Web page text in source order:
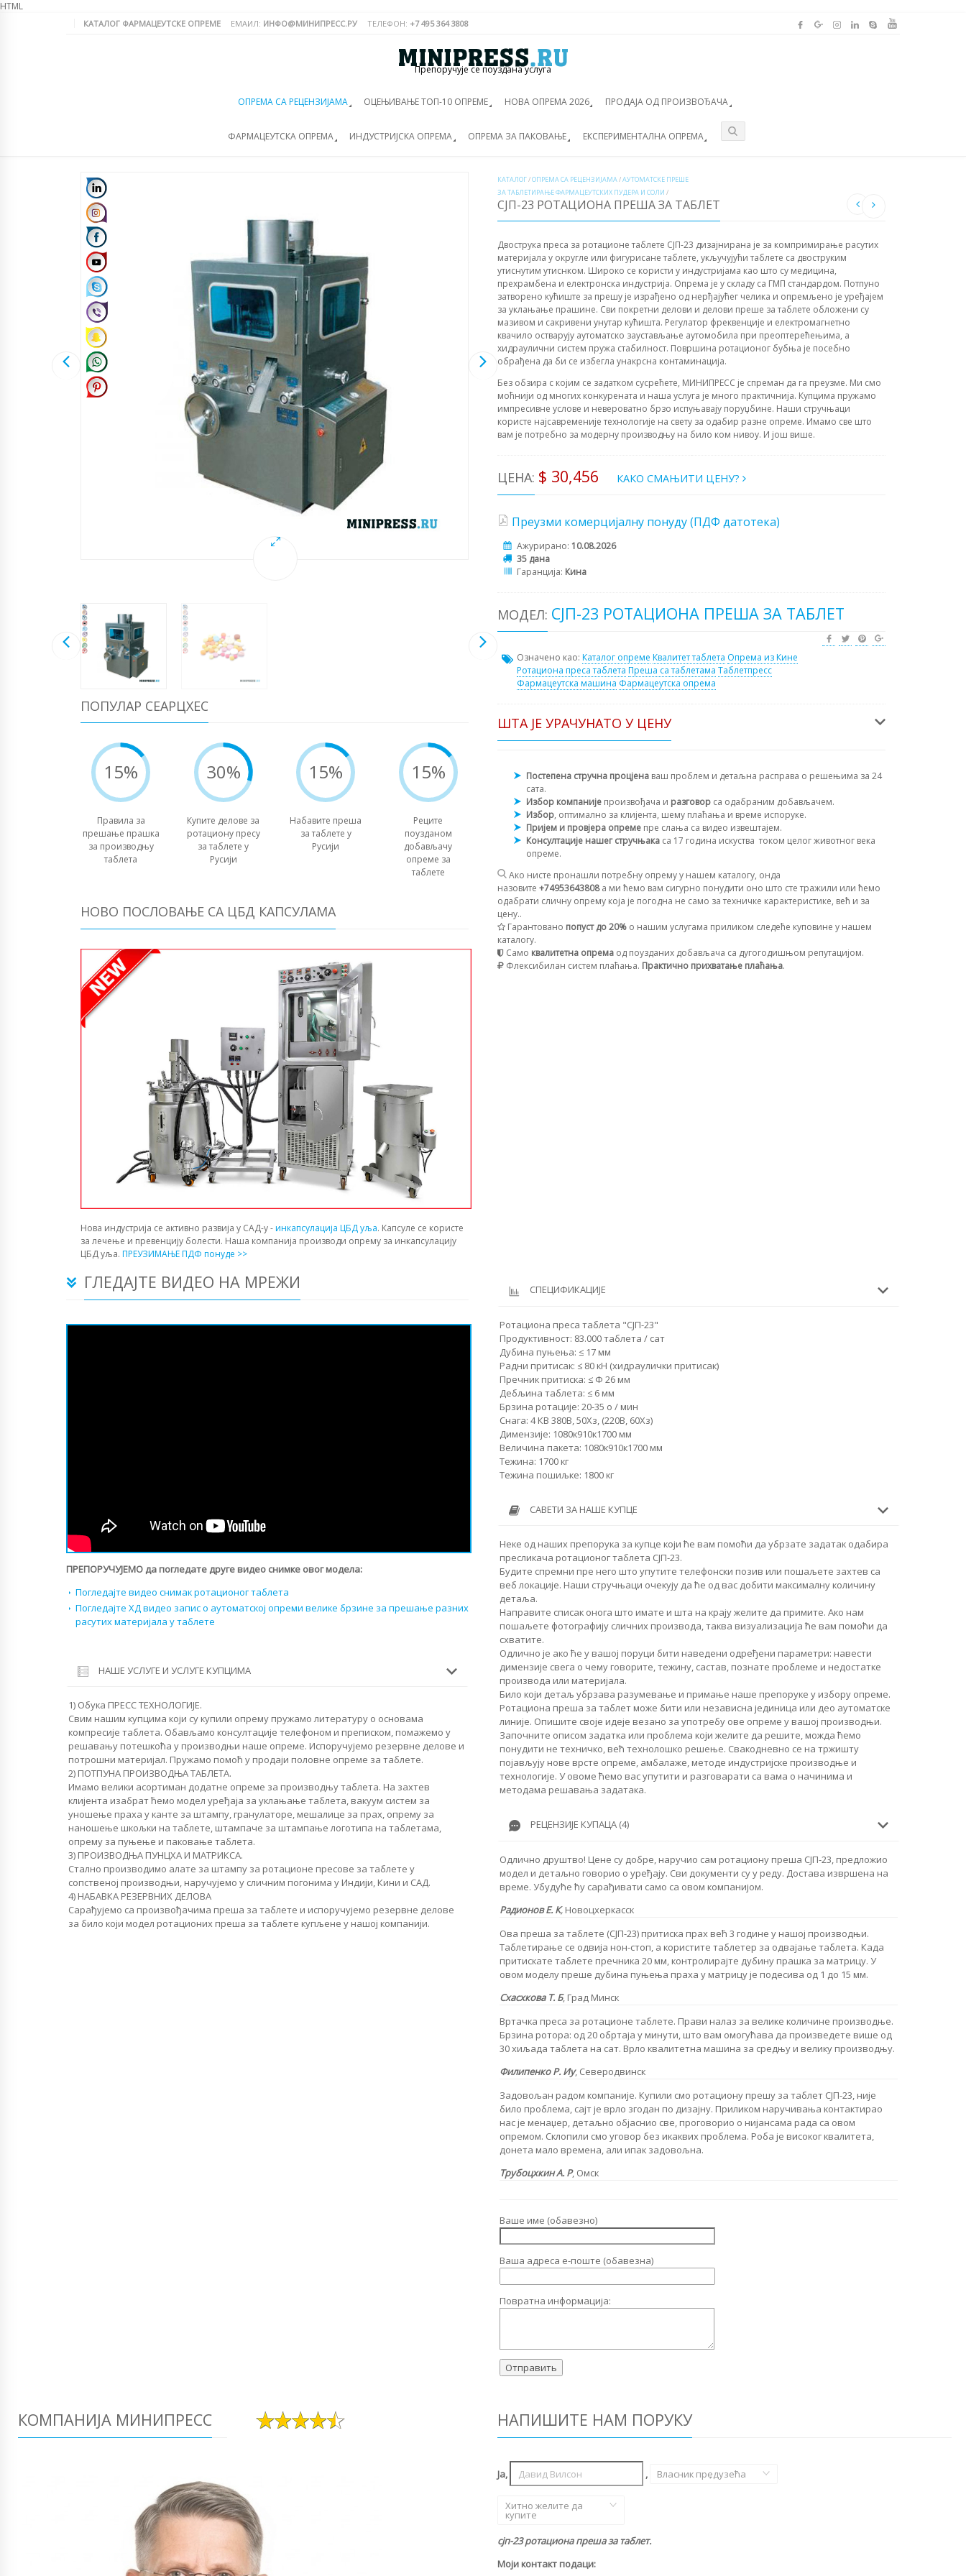
HTML
КАТАЛОГ ФАРМАЦЕУТСКЕ ОПРЕМЕ ЕМАИЛ: ИНФО@МИНИПРЕСС.РУ ТЕЛЕФОН: +7 495 364 3808
Препоручује се поуздана услуга
ОПРЕМА СА РЕЦЕНЗИЈАМА ОЦЕЊИВАЊЕ ТОП-10 ОПРЕМЕ НОВА ОПРЕМА 2026 ПРОДАЈА ОД ПРОИЗВОЂАЧА
ФАРМАЦЕУТСКА ОПРЕМА ИНДУСТРИЈСКА ОПРЕМА ОПРЕМА ЗА ПАКОВАЊЕ ЕКСПЕРИМЕНТАЛНА ОПРЕМА
ПОПУЛАР СЕАРЦХЕС
15%
Правила за
прешање прашка
за производњу
таблета
30%
Купите делове за
ротациону пресу
за таблете у
Русији
15%
Набавите преша
за таблете у
Русији
15%
Реците
поузданом
добављачу
опреме за
таблете
НОВО ПОСЛОВАЊЕ СА ЦБД КАПСУЛАМА
Нова индустрија се активно развија у САД-у -инкапсулација ЦБД уља. Капсуле се користе
за лечење и превенцију болести. Наша компанија производи опрему за инкапсулацију
ЦБД уља. ПРЕУЗИМАЊЕ ПДФ понуде >>
КАТАЛОГ/ОПРЕМА СА РЕЦЕНЗИЈАМА/АУТОМАТСКЕ ПРЕШЕ
ЗА ТАБЛЕТИРАЊЕ ФАРМАЦЕУТСКИХ ПУДЕРА И СОЛИ /
СЈП-23 РОТАЦИОНА ПРЕША ЗА ТАБЛЕТ
Двострука преса за ротационе таблете СЈП-23 дизајнирана је за компримирање расутих
материјала у округле или фигурисане таблете, укључујући таблете са двоструким
утиснутим утиснком. Широко се користи у индустријама као што су медицина,
прехрамбена и електронска индустрија. Опрема је у складу са ГМП стандардом. Потпуно
затворено кућиште за прешу је израђено од нерђајућег челика и опремљено је уређајем
за уклањање прашине. Сви покретни делови и делови преше за таблете обложени су
мазивом и сакривени унутар кућишта. Регулатор фреквенције и електромагнетно
квачило остварују аутоматско заустављање аутомобила при преоптерећењима, а
хидраулични систем пружа стабилност. Површина ротационог бубња је посебно
обрађена да би се избегла унакрсна контаминација.
Без обзира с којим се задатком сусрећете, МИНИПРЕСС је спреман да га преузме. Ми смо
моћнији од многих конкурената и наша услуга је много практичнија. Купцима пружамо
импресивне услове и невероватно брзо испуњавају поруџбине. Наши стручњаци
користе најсавременије технологије на свету за одабир разне опреме. Имамо све што
вам је потребно за модерну производњу на било ком нивоу. И још више.
ЦЕНА: $ 30,456 КАКО СМАЊИТИ ЦЕНУ?
Преузми комерцијалну понуду (ПДФ датотека)
Ажурирано: 10.08.2026
35 дана
Гаранција: Кина
МОДЕЛ: СЈП-23 РОТАЦИОНА ПРЕША ЗА ТАБЛЕТ
Означено као: Каталог опреме Квалитет таблета Опрема из Кине
Ротациона преса таблета Преша са таблетама Таблетпресс
Фармацеутска машина Фармацеутска опрема
ШТА ЈЕ УРАЧУНАТО У ЦЕНУ
Постепена стручна процјена ваш проблем и детаљна расправа о решењима за 24
сата.
Избор компаније произвођача и разговор са одабраним добављачем.
Избор, оптимално за клијента, шему плаћања и време испоруке.
Пријем и провјера опреме пре слања са видео извештајем.
Консултације нашег стручњака са 17 година искуства током целог животног века
опреме.
Ако нисте пронашли потребну опрему у нашем каталогу, онда
назовите +74953643808а ми ћемо вам сигурно понудити оно што сте тражили или ћемо
одабрати сличну опрему која је погодна не само за техничке карактеристике, већ и за
цену..
Гарантовано попуст до 20% о нашим услугама приликом следеће куповине у нашем
каталогу.
Само квалитетна опрема од поузданих добављача са дугогодишњом репутацијом.
Флексибилан систем плаћања. Практично прихватање плаћања.
ГЛЕДАЈТЕ ВИДЕО НА МРЕЖИ
ПРЕПОРУЧУЈЕМО да погледате друге видео снимке овог модела:
Погледајте видео снимак ротационог таблета
Погледајте ХД видео запис о аутоматској опреми велике брзине за прешање разних
расутих материјала у таблете
НАШЕ УСЛУГЕ И УСЛУГЕ КУПЦИМА
1) Обука ПРЕСС ТЕХНОЛОГИЈЕ.
Свим нашим купцима који су купили опрему пружамо литературу о основама
компресије таблета. Обављамо консултације телефоном и преписком, помажемо у
решавању потешкоћа у производњи наше опреме. Испоручујемо резервне делове и
потрошни материјал. Пружамо помоћ у продаји половне опреме за таблете.
2) ПОТПУНА ПРОИЗВОДЊА ТАБЛЕТА.
Имамо велики асортиман додатне опреме за производњу таблета. На захтев
клијента изабрат ћемо модел уређаја за уклањање таблета, вакуум систем за
уношење праха у канте за штампу, гранулаторе, мешалице за прах, опрему за
наношење шкољки на таблете, штампаче за штампање логотипа на таблетама,
опрему за пуњење и паковање таблета.
3) ПРОИЗВОДЊА ПУНЦХА И МАТРИКСА.
Стално производимо алате за штампу за ротационе пресове за таблете у
сопственој производњи, наручујемо у сличним погонима у Индији, Кини и САД.
4) НАБАВКА РЕЗЕРВНИХ ДЕЛОВА
Сарађујемо са произвођачима преша за таблете и испоручујемо резервне делове
за било који модел ротационих преша за таблете купљене у нашој компанији.
СПЕЦИФИКАЦИЈЕ
Ротациона преса таблета "СЈП-23"
Продуктивност: 83.000 таблета / сат
Дубина пуњења: ≤ 17 мм
Радни притисак: ≤ 80 кН (хидраулички притисак)
Пречник притиска: ≤ Φ 26 мм
Дебљина таблета: ≤ 6 мм
Брзина ротације: 20-35 о / мин
Снага: 4 КВ 380В, 50Хз, (220В, 60Хз)
Димензије: 1080к910к1700 мм
Величина пакета: 1080к910к1700 мм
Тежина: 1700 кг
Тежина пошиљке: 1800 кг
САВЕТИ ЗА НАШЕ КУПЦЕ
Неке од наших препорука за купце који ће вам помоћи да убрзате задатак одабира
пресликача ротационог таблета СЈП-23.
Будите спремни пре него што упутите телефонски позив или пошаљете захтев са
веб локације. Наши стручњаци очекују да ће од вас добити максималну количину
детаља.
Направите списак онога што имате и шта на крају желите да примите. Ако нам
пошаљете фотографију сличних производа, таква визуализација ће вам помоћи да
схватите.
Одлично је ако ће у вашој поруци бити наведени одређени параметри: навести
димензије свега о чему говорите, тежину, састав, познате проблеме и недостатке
производа или материјала.
Било који детаљ убрзава разумевање и примање наше препоруке у избору опреме.
Ротациона преша за таблет може бити или независна јединица или део аутоматске
линије. Опишите своје идеје везано за употребу ове опреме у вашој производњи.
Започните описом задатка или проблема који желите да решите, можда ћемо
понудити не техничко, већ технолошко решење. Свакодневно се на тржишту
појављују нове врсте опреме, амбалаже, методе индустријске производње и
технологије. У овоме ћемо вас упутити и разговарати са вама о начинима и
методама решавања задатака.
РЕЦЕНЗИЈЕ КУПАЦА (4)
Одлично друштво! Цене су добре, наручио сам ротациону преша СЈП-23, предложио
модел и детаљно говорио о уређају. Сви документи су у реду. Достава извршена на
време. Убудуће ћу сарађивати само са овом компанијом.
Радионов Е. К, Новоцхеркасск
Ова преша за таблете (СЈП-23) притиска прах већ 3 године у нашој производњи.
Таблетирање се одвија нон-стоп, а користите таблетер за одвајање таблета. Када
притискате таблете пречника 20 мм, контролирајте дубину прашка за матрицу. У
овом моделу преше дубина пуњења праха у матрицу је подесива од 1 до 15 мм.
Схасхкова Т. Б, Град Минск
Вртачка преса за ротационе таблете. Прави налаз за велике количине производње.
Брзина ротора: од 20 обртаја у минути, што вам омогућава да произведете више од
30 хиљада таблета на сат. Врло квалитетна машина за средњу и велику производњу.
Филипенко Р. Иу, Северодвинск
Задовољан радом компаније. Купили смо ротациону прешу за таблет СЈП-23, није
било проблема, сајт је врло згодан по дизајну. Приликом наручивања контактирао
нас је менаџер, детаљно објаснио све, проговорио о нијансама рада са овом
опремом. Склопили смо уговор без икаквих проблема. Роба је високог квалитета,
донета мало времена, али ипак задовољна.
Трубоцхкин А. Р, Омск
Ваше име (обавезно)
Ваша адреса е-поште (обавезна)
Повратна информација:
КОМПАНИЈА МИНИПРЕСС НАПИШИТЕ НАМ ПОРУКУ
Ја, , Власник предузећа
,
Хитно желите да
купите
сјп-23 ротациона преша за таблет.
Моји контакт подаци: